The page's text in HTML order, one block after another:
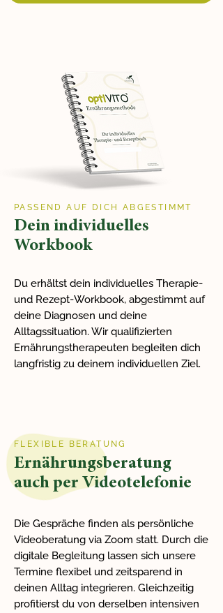
PASSEND AUF DICH ABGESTIMMT
Dein individuelles
Workbook
Du erhältst dein individuelles Therapie-
und Rezept-Workbook, abgestimmt auf
deine Diagnosen und deine
Alltagssituation. Wir qualifizierten
Ernährungstherapeuten begleiten dich
langfristig zu deinem individuellen Ziel.
FLEXIBLE BERATUNG
Ernährungsberatung
auch per Videotelefonie
Die Gespräche finden als persönliche
Videoberatung via Zoom statt. Durch die
digitale Begleitung lassen sich unsere
Termine flexibel und zeitsparend in
deinen Alltag integrieren. Gleichzeitig
profitierst du von derselben intensiven